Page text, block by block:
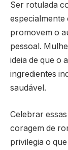
Ser rotulada
especialmente
promovem o
pessoal.
ideia de que o
ingredientes
saudável.
Celebrar
coragem de
privilegia o